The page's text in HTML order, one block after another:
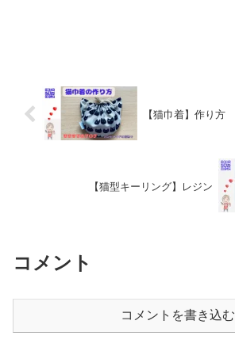
【猫巾着】作り方
【猫型キーリング】レジン
コメント
コメントを書き込む